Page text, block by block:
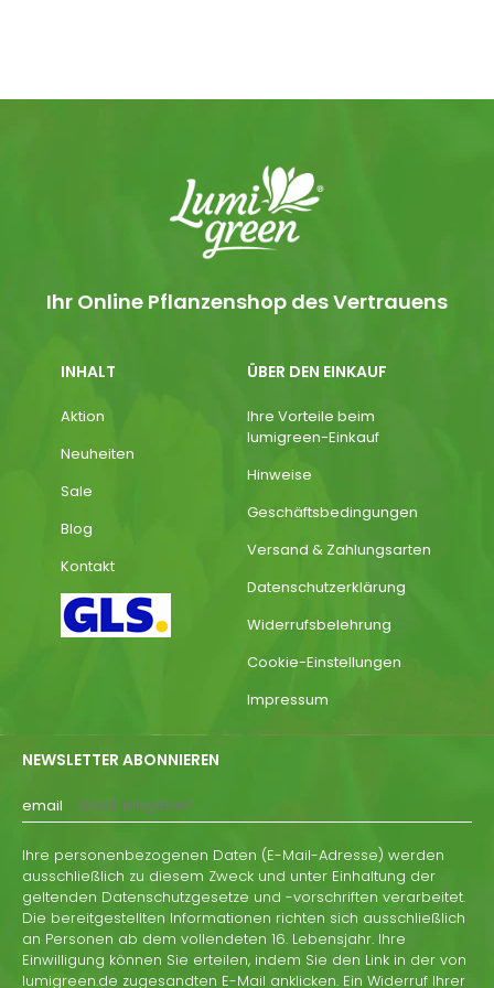
Ihr Online Pflanzenshop des Vertrauens
INHALT
Aktion
Neuheiten
Sale
Blog
Kontakt
ÜBER DEN EINKAUF
Ihre Vorteile beim
lumigreen-Einkauf
Hinweise
Geschäftsbedingungen
Versand & Zahlungsarten
Datenschutzerklärung
Widerrufsbelehrung
Cookie-Einstellungen
Impressum
NEWSLETTER ABONNIEREN
email
Ihre personenbezogenen Daten (E-Mail-Adresse) werden
ausschließlich zu diesem Zweck und unter Einhaltung der
geltenden Datenschutzgesetze und -vorschriften verarbeitet.
Die bereitgestellten Informationen richten sich ausschließlich
an Personen ab dem vollendeten 16. Lebensjahr. Ihre
Einwilligung können Sie erteilen, indem Sie den Link in der von
lumigreen.de zugesandten E-Mail anklicken. Ein Widerruf Ihrer